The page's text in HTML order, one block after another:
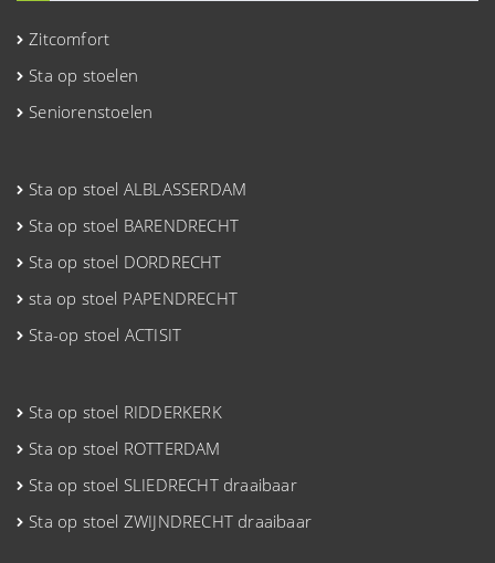
Zitcomfort
Sta op stoelen
Seniorenstoelen
Sta op stoel ALBLASSERDAM
Sta op stoel BARENDRECHT
Sta op stoel DORDRECHT
sta op stoel PAPENDRECHT
Sta-op stoel ACTISIT
Sta op stoel RIDDERKERK
Sta op stoel ROTTERDAM
Sta op stoel SLIEDRECHT draaibaar
Sta op stoel ZWIJNDRECHT draaibaar